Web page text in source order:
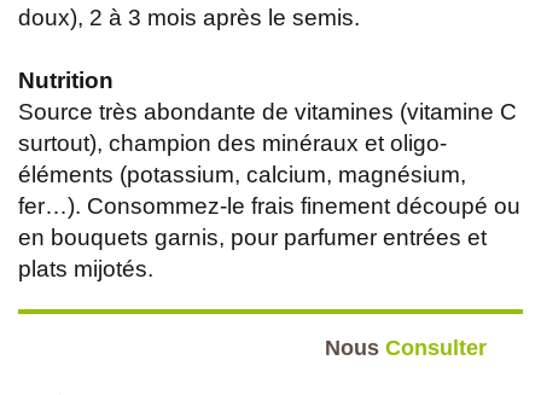
doux), 2 à 3 mois après le semis.
Nutrition
Source très abondante de vitamines (vitamine C
surtout), champion des minéraux et oligo-
éléments (potassium, calcium, magnésium,
fer…). Consommez-le frais finement découpé ou
en bouquets garnis, pour parfumer entrées et
plats mijotés.
Nous Consulter